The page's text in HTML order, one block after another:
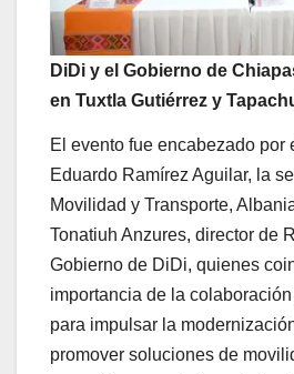
DiDi y el Gobierno de
en Tuxtla Gutiérrez y
El evento fue encabezado por
Eduardo Ramírez Aguilar, la
Movilidad y Transporte,
Tonatiuh Anzures, director de
Gobierno de DiDi, quienes
importancia de la
para impulsar la
promover soluciones de